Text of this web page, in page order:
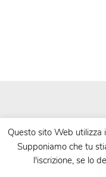
| Powered by
Questo sito Web utilizza
Supponiamo che tu
l'iscrizione, se lo